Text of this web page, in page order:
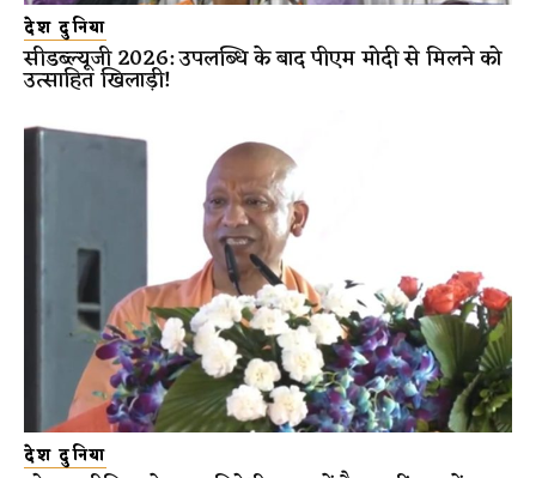
देश दुनिया
सीडब्ल्यूजी 2026: उपलब्धि के बाद पीएम मोदी से मिलने को
उत्साहित खिलाड़ी!
देश दुनिया